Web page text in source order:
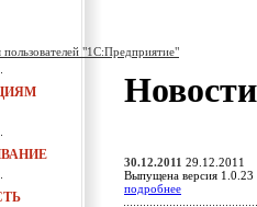
"1С:Предприятие"
30.12.2011 29.12.2011
Выпущена версия
подробнее